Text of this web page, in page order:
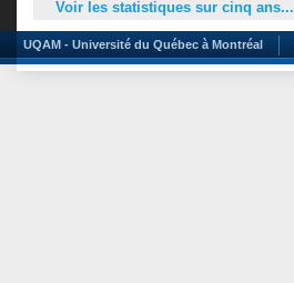
Voir les statistiques sur cinq ans...
UQAM - Université du Québec à Montréal